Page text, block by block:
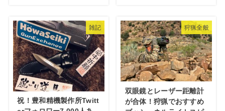
雑記
祝！豊和精機製作所Twitt
狩猟全般
双眼鏡とレーザー距離計
が合体！狩猟でおすすめ